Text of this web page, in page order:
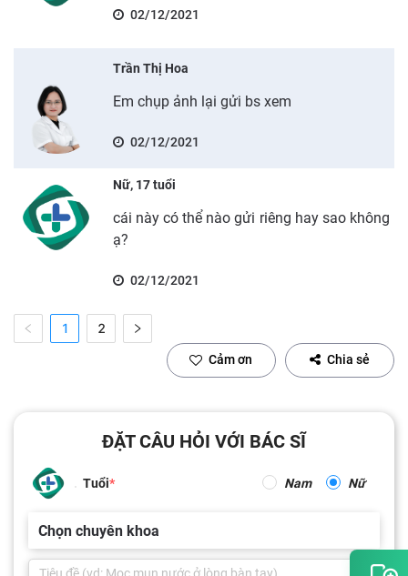
02/12/2021
Trần Thị Hoa
Em chụp ảnh lại gửi bs xem
02/12/2021
Nữ, 17 tuổi
cái này có thể nào gửi riêng hay sao không
ạ?
02/12/2021
1 2
Cảm ơn Chia sẻ
ĐẶT CÂU HỎI VỚI BÁC SĨ
Tuổi Nam Nữ
Chọn chuyên khoa